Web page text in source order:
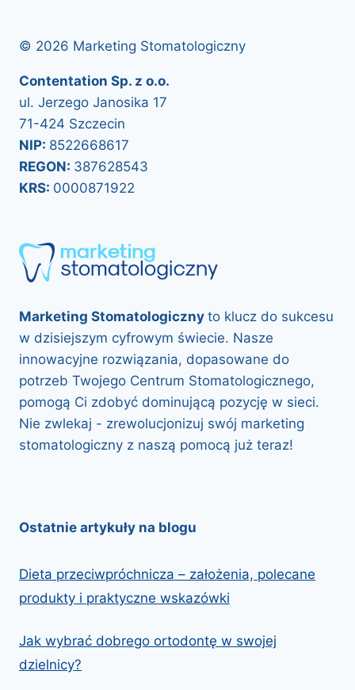
© 2026 Marketing Stomatologiczny
Contentation Sp. z o.o.
ul. Jerzego Janosika 17
71-424 Szczecin
NIP: 8522668617
REGON: 387628543
KRS: 0000871922
Marketing Stomatologiczny to klucz do sukcesu
w dzisiejszym cyfrowym świecie. Nasze
innowacyjne rozwiązania, dopasowane do
potrzeb Twojego Centrum Stomatologicznego,
pomogą Ci zdobyć dominującą pozycję w sieci.
Nie zwlekaj - zrewolucjonizuj swój marketing
stomatologiczny z naszą pomocą już teraz!
Ostatnie artykuły na blogu
Dieta przeciwpróchnicza – założenia, polecane
produkty i praktyczne wskazówki
Jak wybrać dobrego ortodontę w swojej
dzielnicy?